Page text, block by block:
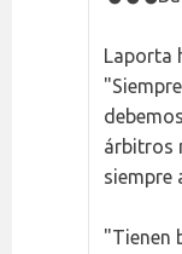
Laporta
árbitros
siempre
"Tienen